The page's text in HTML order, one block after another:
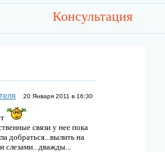
Консультация
20 Января 2011 в 16:30
связи у нее пока
добраться...вылить на
слезами.. дважды...